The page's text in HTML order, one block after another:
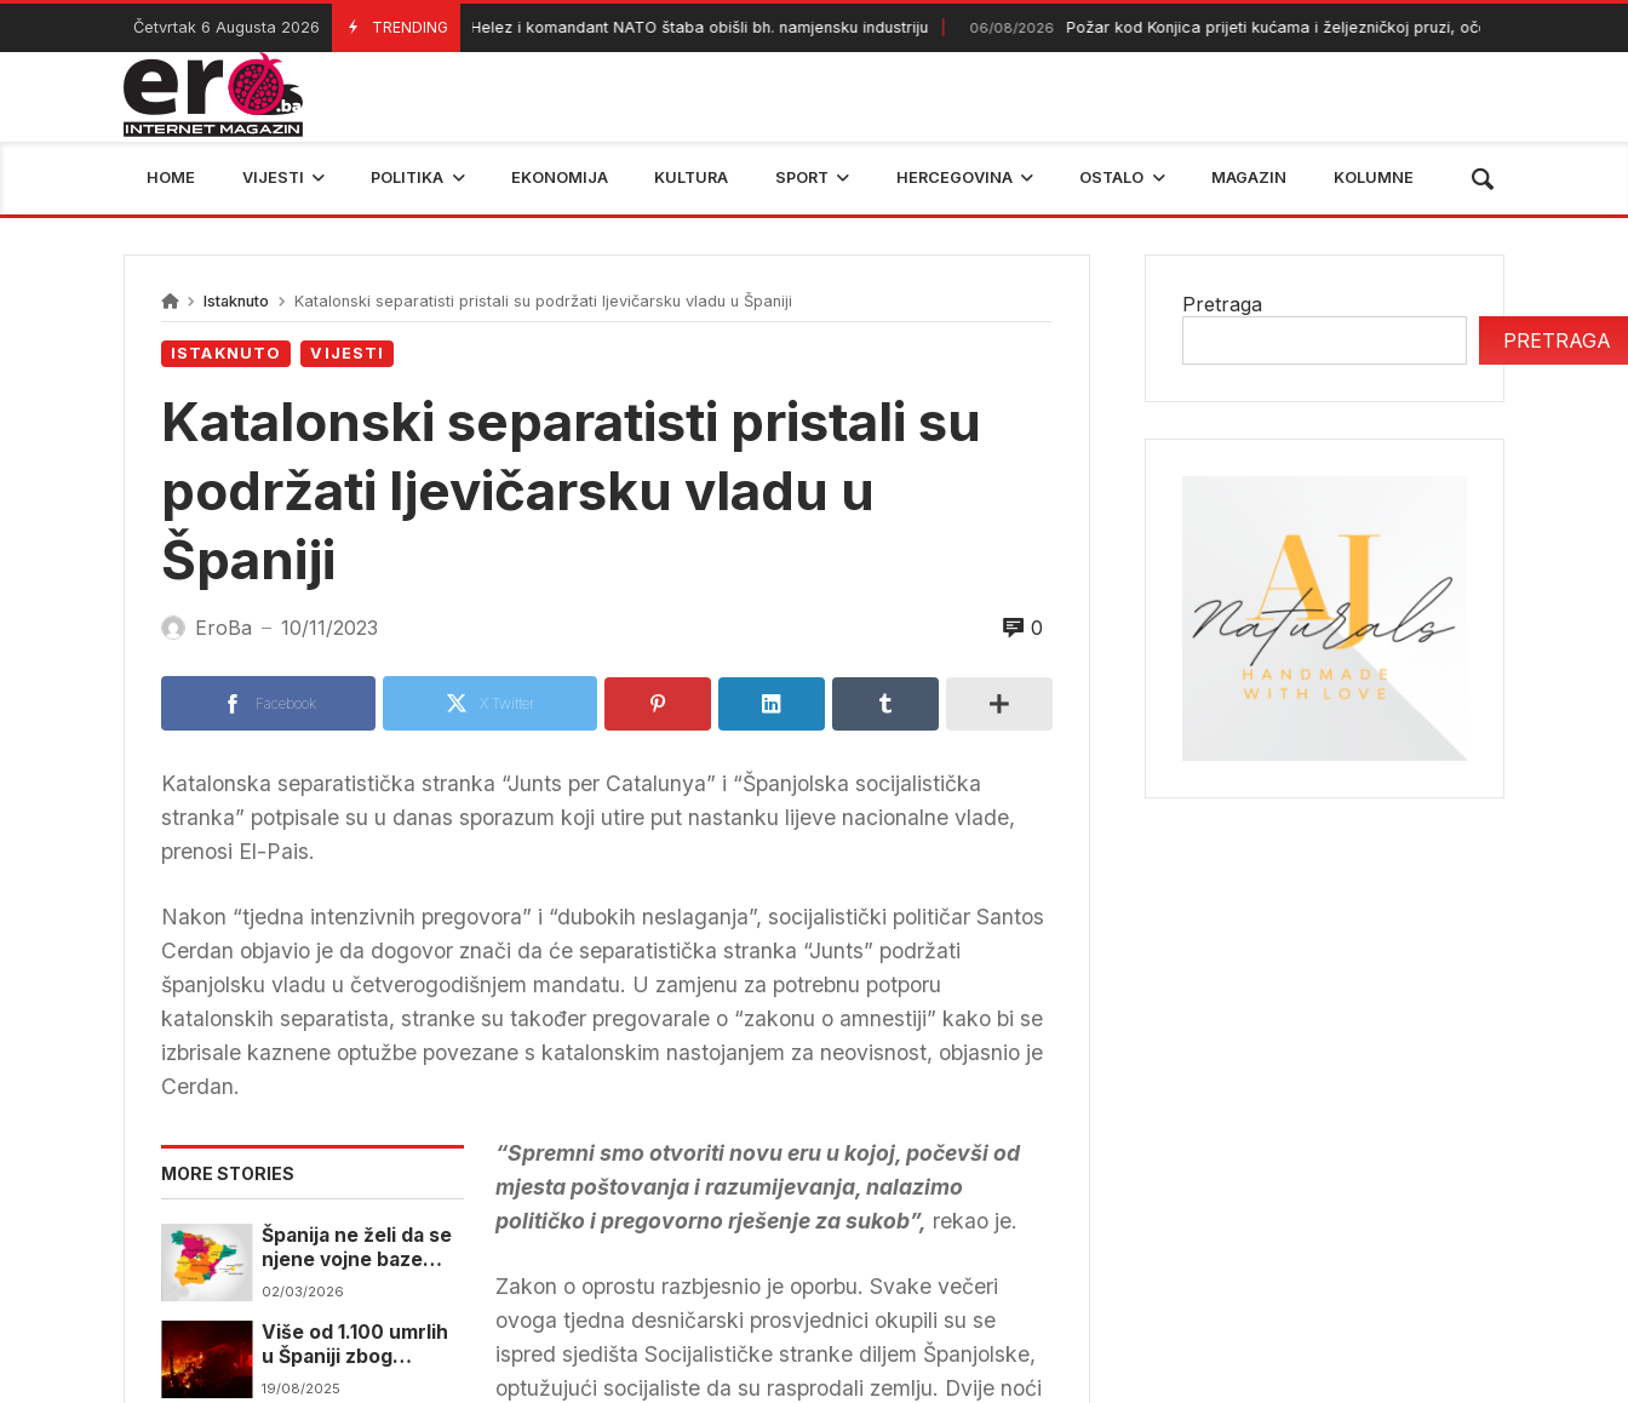
Skip
content
Četvrtak 6 Augusta 2026 TRENDING
06/08/2026 Helez i komandant NATO štaba obišli bh. namjensku industriju 06/08/2026 Požar kod Konjica prijeti kućama i željezničkoj pruzi, očekuje se angažman
HOME VIJESTI POLITIKA EKONOMIJA KULTURA SPORT HERCEGOVINA OSTALO MAGAZIN KOLUMNE
Istaknuto Katalonski separatisti pristali su podržati ljevičarsku vladu u Španiji
ISTAKNUTO VIJESTI
Katalonski separatisti pristali su
podržati ljevičarsku vladu u
Španiji
EroBa — 10/11/2023 0
Facebook X Twitter
Katalonska separatistička stranka “Junts per Catalunya” i “Španjolska socijalistička
stranka” potpisale su u danas sporazum koji utire put nastanku lijeve nacionalne vlade,
prenosi El-Pais.
Nakon “tjedna intenzivnih pregovora” i “dubokih neslaganja”, socijalistički političar Santos
Cerdan objavio je da dogovor znači da će separatistička stranka “Junts” podržati
španjolsku vladu u četverogodišnjem mandatu. U zamjenu za potrebnu potporu
katalonskih separatista, stranke su također pregovarale o “zakonu o amnestiji” kako bi se
izbrisale kaznene optužbe povezane s katalonskim nastojanjem za neovisnost, objasnio je
Cerdan.
MORE STORIES
Španija ne želi da se
njene vojne baze
koriste za napade na
02/03/2026
Više od 1.100 umrlih
u Španiji zbog
vrućine
19/08/2025
“Spremni smo otvoriti novu eru u kojoj, počevši od
mjesta poštovanja i razumijevanja, nalazimo
političko i pregovorno rješenje za sukob”, rekao je.
Zakon o oprostu razbjesnio je oporbu. Svake večeri
ovoga tjedna desničarski prosvjednici okupili su se
ispred sjedišta Socijalističke stranke diljem Španjolske,
optužujući socijaliste da su rasprodali zemlju. Dvije noći
Pretraga
PRETRAGA